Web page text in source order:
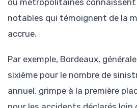
notables qui témoignent de la
accrue.
Par exemple, Bordeaux,
sixième pour le nombre de
annuel, grimpe à la première